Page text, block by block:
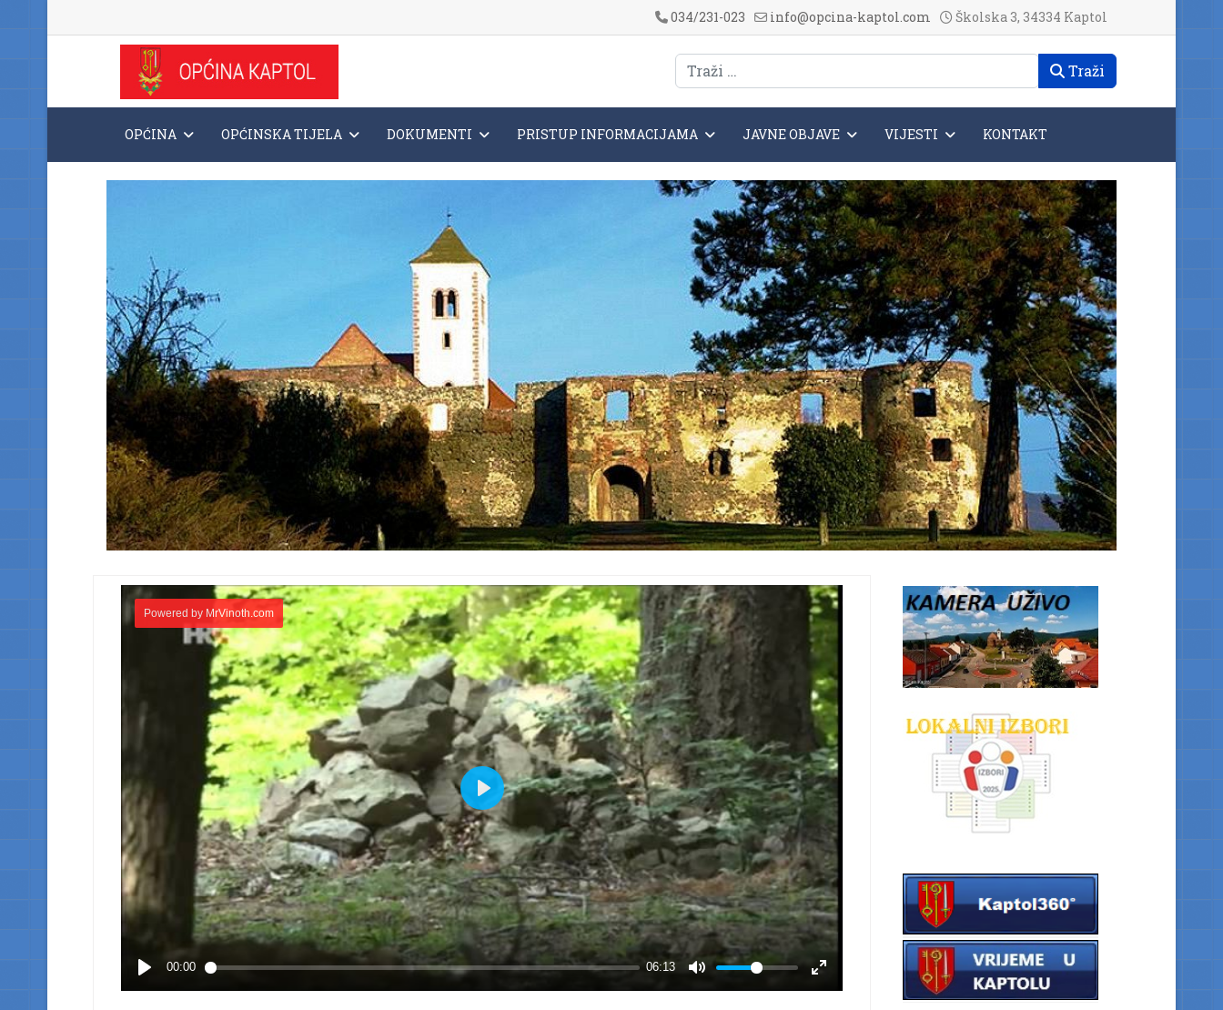
034/231-023 info@opcina-kaptol.com Školska 3, 34334 Kaptol
Traži
OPĆINA OPĆINSKA TIJELA DOKUMENTI PRISTUP INFORMACIJAMA JAVNE OBJAVE VIJESTI KONTAKT